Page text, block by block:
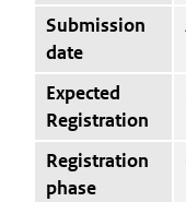
Submission
date
Expected
Registration
Registration
phase